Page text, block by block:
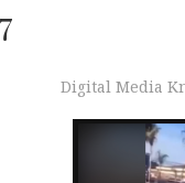
Digital Media